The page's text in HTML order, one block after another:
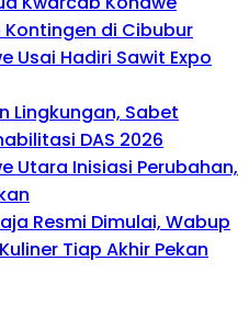
Kontingen di Cibubur
Usai Hadiri Sawit Expo
Lingkungan, Sabet
DAS 2026
Utara Inisiasi Perubahan,
Resmi Dimulai, Wabup
Tiap Akhir Pekan